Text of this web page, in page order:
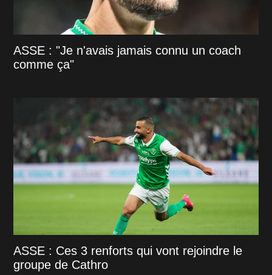
ASSE : "Je n'avais jamais connu un coach
comme ça"
ASSE : Ces 3 renforts qui vont rejoindre le
groupe de Cathro